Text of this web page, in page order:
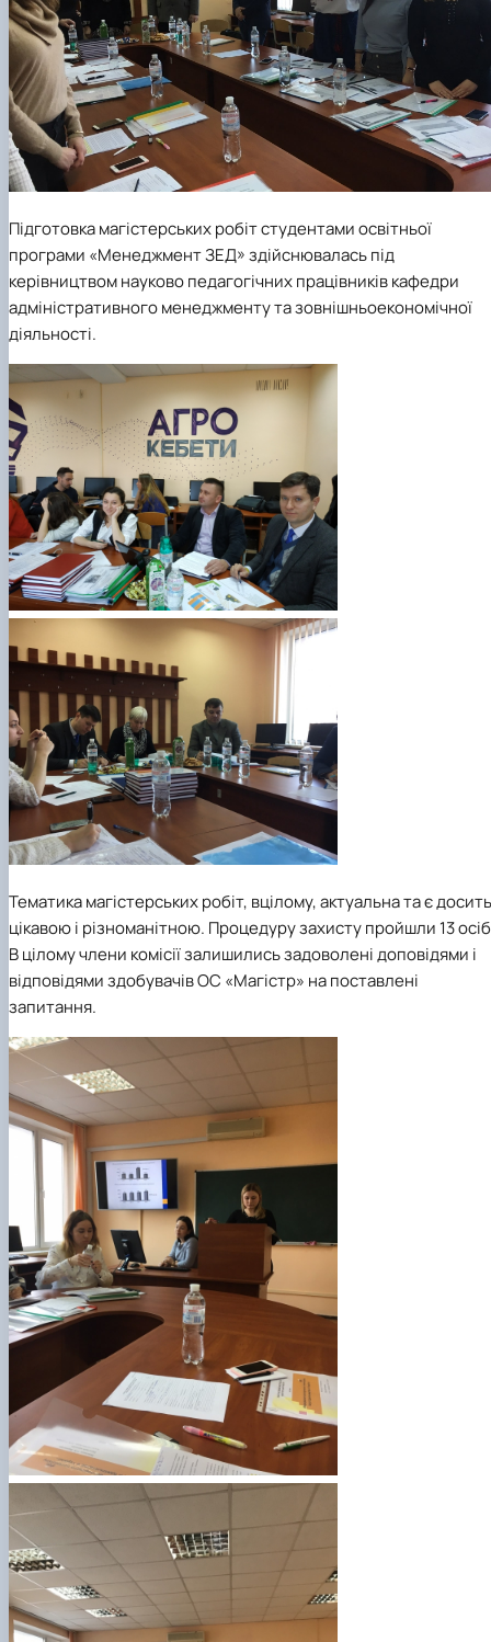
Підготовка магістерських робіт студентами освітньої
програми «Менеджмент ЗЕД» здійснювалась під
керівництвом науково педагогічних працівників кафедри
адміністративного менеджменту та зовнішньоекономічної
діяльності.
Тематика магістерських робіт, вцілому, актуальна та є досить
цікавою і різноманітною. Процедуру захисту пройшли 13
В цілому члени комісії залишились задоволені доповідями і
відповідями здобувачів ОС «Магістр» на поставлені
запитання.